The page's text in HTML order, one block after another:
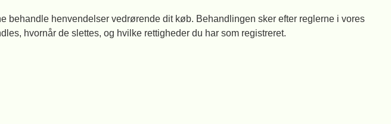
behandle henvendelser vedrørende dit køb. Behandlingen sker efter reglerne i vores
hvornår de slettes, og hvilke rettigheder du har som registreret.